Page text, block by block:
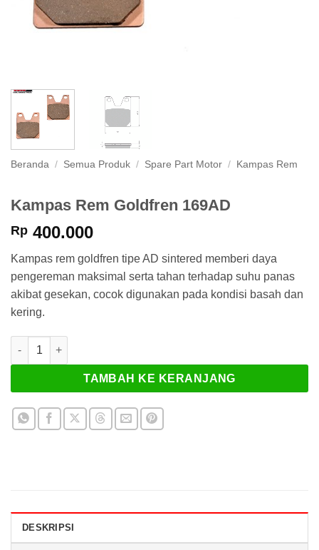
Beranda / Semua Produk / Spare Part Motor / Kampas Rem
Kampas Rem Goldfren 169AD
Rp 400.000
Kampas rem goldfren tipe AD sintered memberi daya
pengereman maksimal serta tahan terhadap suhu panas
akibat gesekan, cocok digunakan pada kondisi basah dan
kering.
Kuantitas Kampas Rem Goldfren 169AD
TAMBAH KE KERANJANG
DESKRIPSI